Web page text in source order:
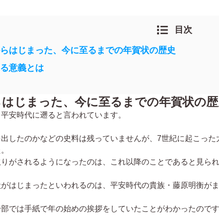
目次
はじまった、今に至るまでの年賀状の歴史
意義とは
じまった、今に至るまでの年賀状の歴
安時代に遡ると言われています。
したのかなどの史料は残っていませんが、7世紀に起こっ
がされるようになったのは、これ以降のことであると見られ
はじまったといわれるのは、平安時代の貴族・藤原明衡が
では手紙で年の始めの挨拶をしていたことがわかったのです